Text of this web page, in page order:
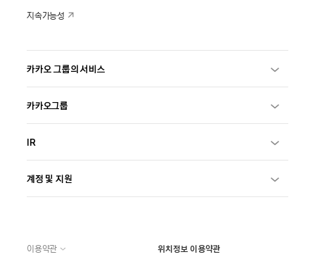
지속가능성
카카오 그룹의 서비스
카카오그룹
IR
계정 및 지원
이용약관 위치정보 이용약관